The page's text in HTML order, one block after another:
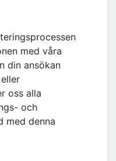
med våra
din ansökan
oss alla
och
med denna